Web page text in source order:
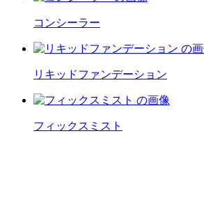
コンシーラー
リキッドファンデーション
フィックスミスト